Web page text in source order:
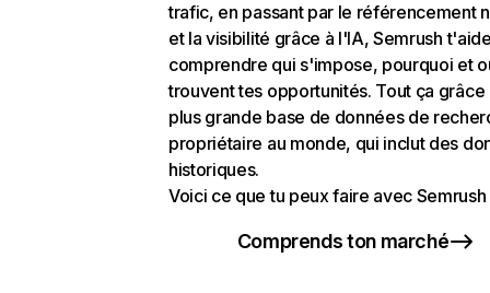
trafic, en passant par le référencement
et la visibilité grâce à l'IA, Semrush
comprendre qui s'impose, pourquoi et
trouvent tes opportunités. Tout ça grâce
plus grande base de données de
propriétaire au monde, qui inclut des
historiques.
Voici ce que tu peux faire avec Semrush
Comprends ton marché